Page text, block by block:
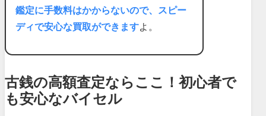
鑑定に手数料はかからないので、スピー
ディで安心な買取ができますよ。
古銭の高額査定ならここ！初心者で
も安心なバイセル